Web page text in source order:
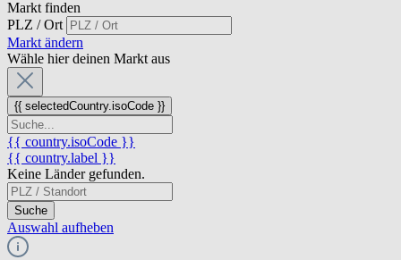
Markt finden
PLZ / Ort
Markt ändern
Wähle hier deinen Markt aus
{{ selectedCountry.isoCode }}
{{ country.isoCode }}
{{ country.label }}
Keine Länder gefunden.
Suche
Auswahl aufheben